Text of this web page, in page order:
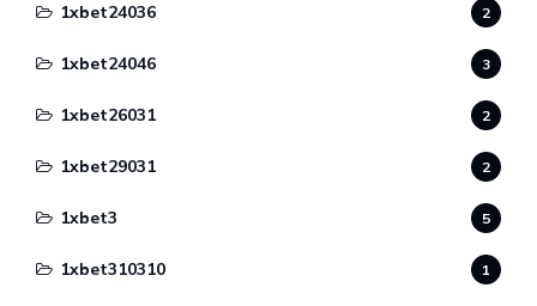
1xbet24036 2
1xbet24046 3
1xbet26031 2
1xbet29031 2
1xbet3 5
1xbet310310 1